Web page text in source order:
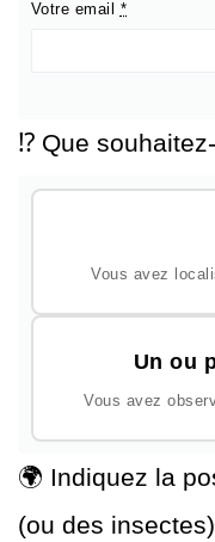
Votre email *
⁉️ Que
Vous avez
Un ou
Vous avez
🌍 Indiquez la
(ou des insectes)